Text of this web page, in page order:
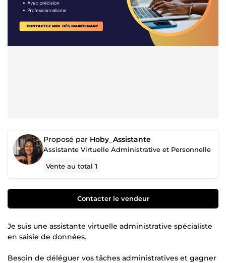
Proposé par Hoby_Assistante
Assistante Virtuelle Administrative et Personnelle
Vente au total1
Contacter le vendeur
Je suis une assistante virtuelle administrative spécialiste
en saisie de données.
Besoin de déléguer vos tâches administratives et gagner